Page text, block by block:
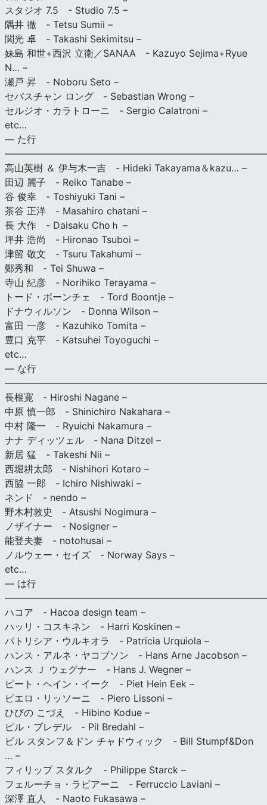
スタジオ 7.5 - Studio 7.5 –
隅井 徹 - Tetsu Sumii –
関光 卓 - Takashi Sekimitsu –
妹島 和世+西沢 立衛／SANAA - Kazuyo Sejima+Ryue
N… –
瀬戸 昇 - Noboru Seto –
セバスチャン ロング - Sebastian Wrong –
セルジオ・カラトローニ - Sergio Calatroni –
etc…
— た行
高山英樹 ＆ 伊与木一吉 - Hideki Takayama＆kazu… –
田辺 麗子 - Reiko Tanabe –
谷 俊幸 - Toshiyuki Tani –
茶谷 正洋 - Masahiro chatani –
長 大作 - Daisaku Choｈ –
坪井 浩尚 - Hironao Tsuboi –
津留 敬文 - Tsuru Takahumi –
鄭秀和 - Tei Shuwa –
寺山 紀彦 - Norihiko Terayama –
トード・ボーンチェ - Tord Boontje –
ドナウィルソン - Donna Wilson –
富田 一彦 - Kazuhiko Tomita –
豊口 克平 - Katsuhei Toyoguchi –
etc…
— な行
長根寛 - Hiroshi Nagane –
中原 慎一郎 - Shinichiro Nakahara –
中村 隆一 - Ryuichi Nakamura –
ナナ ディッツェル - Nana Ditzel –
新居 猛 - Takeshi Nii –
西堀耕太郎 - Nishihori Kotaro –
西脇 一郎 - Ichiro Nishiwaki –
ネンド - nendo –
野木村敦史 - Atsushi Nogimura –
ノザイナー - Nosigner –
能登夫妻 - notohusai –
ノルウェー・セイズ - Norway Says –
etc…
— は行
ハコア - Hacoa design team –
ハッリ・コスキネン - Harri Koskinen –
パトリシア・ウルキオラ - Patricia Urquiola –
ハンス・アルネ・ヤコブソン - Hans Arne Jacobson –
ハンス Ｊ ウェグナー - Hans J. Wegner –
ピート・ヘイン・イーク - Piet Hein Eek –
ピエロ・リッソーニ - Piero Lissoni –
ひびの こづえ - Hibino Kodue –
ピル・ブレデル - Pil Bredahl –
ビル スタンフ＆ドン チャドウィック - Bill Stumpf&Don
… –
フィリップ スタルク - Philippe Starck –
フェルーチョ・ラビアーニ - Ferruccio Laviani –
深澤 直人 - Naoto Fukasawa –